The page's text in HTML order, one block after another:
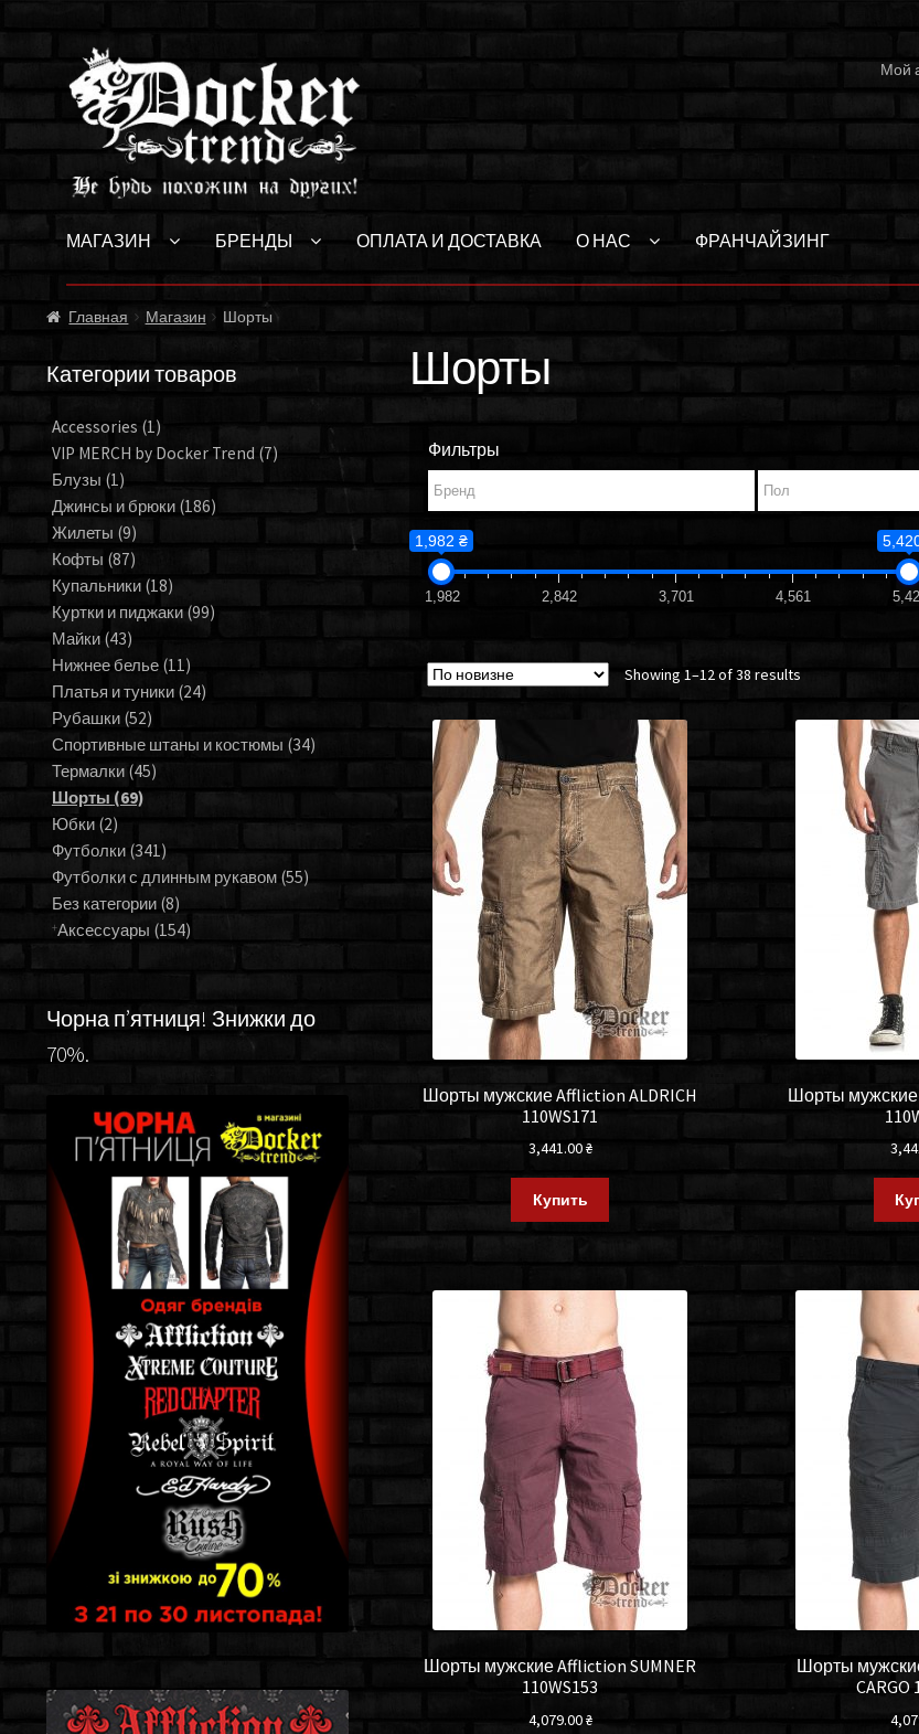
Перейти
к
навигации
Перейти
к
содержимому
Мой
МАГАЗИН БРЕНДЫ ОПЛАТА И ДОСТАВКА О НАС ФРАНЧАЙЗИНГ
Главная Магазин Шорты
Шорты
Фильтры
1,982 ₴
1,982 2,842 3,701 4,561
Showing 1–12 of 38 results
Шорты мужские Affliction ALDRICH
110WS171
3,441.00₴
Купить
Шорты мужские
Шорты мужские Affliction SUMNER
110WS153
4,079.00₴
Шорты
CARGO
Категории товаров
Accessories (1)
VIP MERCH by Docker Trend (7)
Блузы (1)
Джинсы и брюки (186)
Жилеты (9)
Кофты (87)
Купальники (18)
Куртки и пиджаки (99)
Майки (43)
Нижнее белье (11)
Платья и туники (24)
Рубашки (52)
Спортивные штаны и костюмы (34)
Термалки (45)
Шорты (69)
Юбки (2)
Футболки (341)
Футболки с длинным рукавом (55)
Без категории (8)
Аксессуары (154)
Чорна п’ятниця! Знижки до
70%.